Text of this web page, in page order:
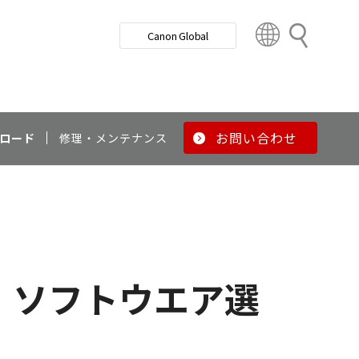
検
Canon Global
t
y
n
ード 修理・メンテナンス お問い合わせ
ソフトウエア選